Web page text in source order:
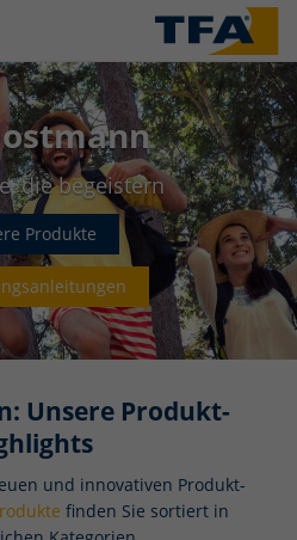
die begeistern
Produkte
Unsere Produkt-
und innovativen Produkt-
finden Sie sortiert in